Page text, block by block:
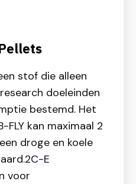
stof die alleen
doeleinden
bestemd. Het
kan maximaal 2
droge en koele
2C-E
voor